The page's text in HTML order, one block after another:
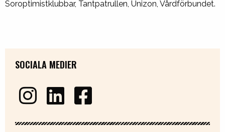
Soroptimistklubbar, Tantpatrullen, Unizon, Vårdförbundet.
SOCIALA MEDIER